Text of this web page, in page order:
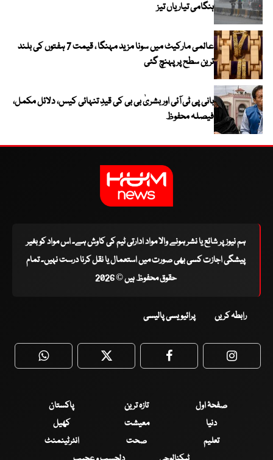
ہنگامی تیاریاں تیز
عالمی مارکیٹ میں سونا مزید مہنگا ، قیمت 7 ہفتوں کی بلند
ترین سطح پر پہنچ گئی
بانی پی ٹی آئی اور بشریٰ بی بی کی قیدِ تنہائی کیس، دلائل مکمل،
فیصلہ محفوظ
ہم نیوز پر شائع یا نشر ہونے والا مواد ادارتی ٹیم کی کاوش ہے۔ اس مواد کو بغیر
پیشگی اجازت کسی بھی صورت میں استعمال یا نقل کرنا درست نہیں۔ تمام
حقوق محفوظ ہیں © 2026
رابطہ کریں پرائیویسی پالیسی
WhatsApp Twitter Facebook
صفحۂ اول تازہ ترین
پاکستان
دنیا
معیشت
کھیل
تعلیم
صحت
انٹرٹینمنٹ